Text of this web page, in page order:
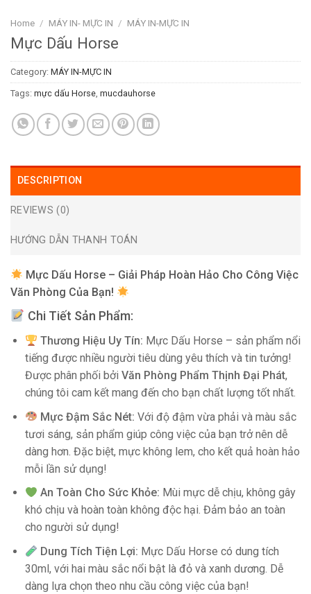
Home / MÁY IN- MỰC IN / MÁY IN-MỰC IN
Mực Dấu Horse
Category: MÁY IN-MỰC IN
Tags: mực dấu Horse, mucdauhorse
DESCRIPTION
REVIEWS (0)
HƯỚNG DẪN THANH TOÁN
Mực Dấu Horse – Giải Pháp Hoàn Hảo Cho Công Việc
Văn Phòng Của Bạn!
Chi Tiết Sản Phẩm:
Thương Hiệu Uy Tín: Mực Dấu Horse – sản phẩm nổi
tiếng được nhiều người tiêu dùng yêu thích và tin tưởng!
Được phân phối bởi Văn Phòng Phẩm Thịnh Đại Phát,
chúng tôi cam kết mang đến cho bạn chất lượng tốt nhất.
Mực Đậm Sắc Nét: Với độ đậm vừa phải và màu sắc
tươi sáng, sản phẩm giúp công việc của bạn trở nên dễ
dàng hơn. Đặc biệt, mực không lem, cho kết quả hoàn hảo
mỗi lần sử dụng!
An Toàn Cho Sức Khỏe: Mùi mực dễ chịu, không gây
khó chịu và hoàn toàn không độc hại. Đảm bảo an toàn
cho người sử dụng!
Dung Tích Tiện Lợi: Mực Dấu Horse có dung tích
30ml, với hai màu sắc nổi bật là đỏ và xanh dương. Dễ
dàng lựa chọn theo nhu cầu công việc của bạn!